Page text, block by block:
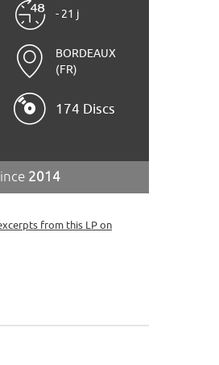
- 21 j
BORDEAUX
(FR)
174 Discs
2014
from this LP on